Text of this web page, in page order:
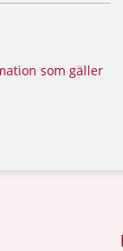
som gäller